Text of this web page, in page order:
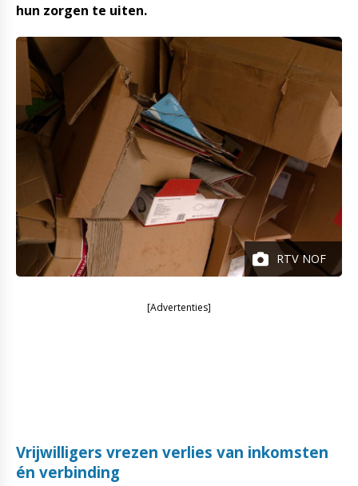
hun zorgen te uiten.
RTV NOF
[Advertenties]
Vrijwilligers vrezen verlies van inkomsten
én verbinding